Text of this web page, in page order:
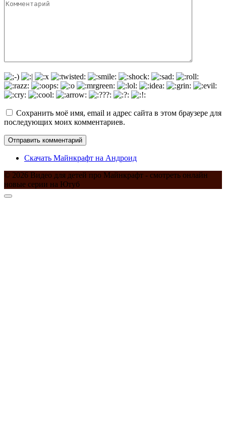
Сохранить моё имя, email и адрес сайта в этом браузере для
последующих моих комментариев.
Скачать Майнкрафт на Андроид
© 2026 Видео для детей про Майнкрафт - смотреть онлайн
новые серии на Ютуб